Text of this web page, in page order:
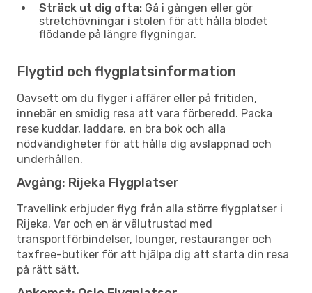
Sträck ut dig ofta: Gå i gången eller gör
stretchövningar i stolen för att hålla blodet
flödande på längre flygningar.
Flygtid och flygplatsinformation
Oavsett om du flyger i affärer eller på fritiden,
innebär en smidig resa att vara förberedd. Packa
rese kuddar, laddare, en bra bok och alla
nödvändigheter för att hålla dig avslappnad och
underhållen.
Avgång: Rijeka Flygplatser
Travellink erbjuder flyg från alla större flygplatser i
Rijeka. Var och en är välutrustad med
transportförbindelser, lounger, restauranger och
taxfree-butiker för att hjälpa dig att starta din resa
på rätt sätt.